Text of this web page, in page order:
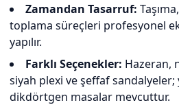
Zamandan Tasarruf:
toplama süreçleri profesyonel
yapılır.
Farklı Seçenekler: Hazeran,
siyah plexi ve şeffaf sandalyeler;
dikdörtgen masalar mevcuttur.